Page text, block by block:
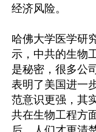
经济风险。
哈佛大学医学研
示，中共的生物
是秘密，很多公
表明了美国进一
范意识更强，其
共在生物工程方